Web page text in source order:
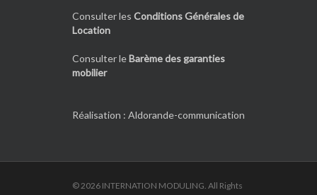
Consulter les Conditions Générales de
Location
Consulter le Barème des garanties
mobilier
Réalisation : Aldorande-communication
© 2026 INTERNATION MODULING. All Rights